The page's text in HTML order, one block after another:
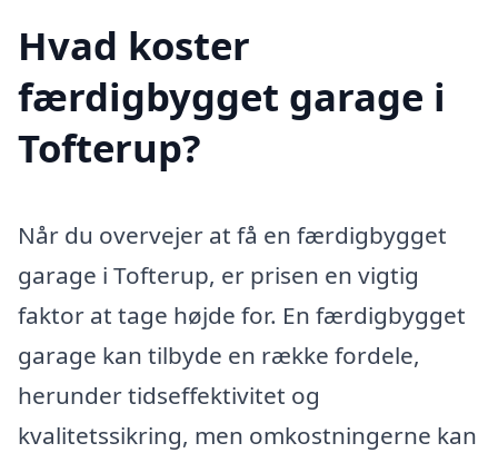
Hvad koster
færdigbygget garage i
Tofterup?
Når du overvejer at få en færdigbygget
garage i Tofterup, er prisen en vigtig
faktor at tage højde for. En færdigbygget
garage kan tilbyde en række fordele,
herunder tidseffektivitet og
kvalitetssikring, men omkostningerne kan